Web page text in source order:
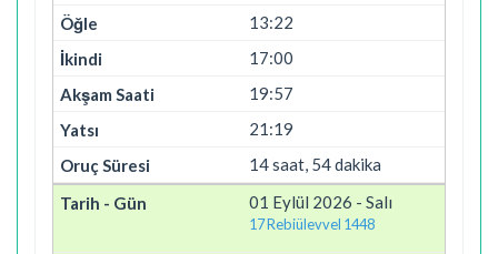
13:22
17:00
19:57
21:19
14 saat, 54 dakika
01 Eylül 2026 - Salı
17 Rebiülevvel 1448